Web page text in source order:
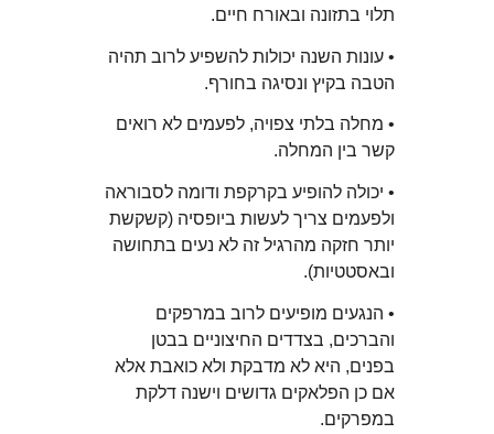
תלוי בתזונה ובאורח חיים.
• עונות השנה יכולות להשפיע לרוב תהיה
הטבה בקיץ ונסיגה בחורף.
• מחלה בלתי צפויה, לפעמים לא רואים
קשר בין המחלה.
• יכולה להופיע בקרקפת ודומה לסבוראה
ולפעמים צריך לעשות ביופסיה (קשקשת
יותר חזקה מהרגיל זה לא נעים בתחושה
ובאסטטיות).
• הנגעים מופיעים לרוב במרפקים
והברכים, בצדדים החיצוניים בבטן
בפנים, היא לא מדבקת ולא כואבת אלא
אם כן הפלאקים גדושים וישנה דלקת
במפרקים.